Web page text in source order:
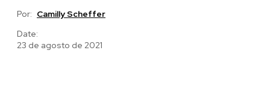
Por: Camilly Scheffer
Date:
23 de agosto de 2021